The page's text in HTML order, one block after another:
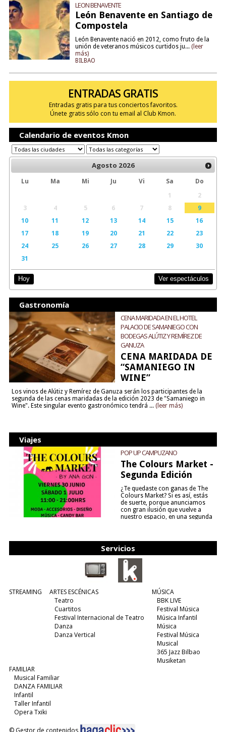
LEON BENAVENTE
León Benavente en Santiago de
Compostela
León Benavente nació en 2012, como fruto de la
unión de veteranos músicos curtidos ju... (leer
más)
BILBAO
ENTRADAS GRATIS
Entradas gratis para tus conciertos favoritos.
Únete gratis sólo con tu email al Club Kmon.
Calendario de eventos Kmon
Agosto 2026
Lu Ma Mi Ju Vi Sa
Do
1
2
3
4 5 6 7 8
9
10
11 12 13 14 15
16
17
18 19 20 21 22
23
24
25 26 27 28 29
30
31
Hoy Ver espectáculos
Gastronomía
CENA MARIDADA EN EL HOTEL
PALACIO DE SAMANIEGO CON
BODEGAS ALÚTIZ Y REMÍREZ DE
GANUZA
CENA MARIDADA DE
“SAMANIEGO IN
WINE”
Los vinos de Alútiz y Remírez de Ganuza serán los participantes de la
segunda de las cenas maridadas de la edición 2023 de "Samaniego in
Wine". Este singular evento gastronómico tendrá ... (leer más)
Viajes
POP UP CAMPUZANO
The Colours Market -
Segunda Edición
¿Te quedaste con ganas de The
Colours Market? Si es así, estás
de suerte, porque anunciamos
con gran ilusión que vuelve a
nuestro espacio, en una segunda
Servicios
STREAMING
ARTES ESCÉNICAS
Teatro
Cuartitos
Festival Internacional de Teatro
Danza
Danza Vertical
MÚSICA
BBK LIVE
Festival Música
Música Infantil
Música
Festival Música
Musical
365 Jazz Bilbao
Musiketan
FAMILIAR
Musical Familiar
DANZA FAMILIAR
Infantil
Taller Infantil
Opera Txiki